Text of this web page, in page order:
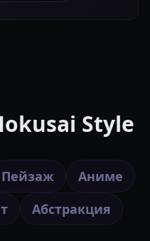
Style
Пейзаж
Аниме
Абстракция